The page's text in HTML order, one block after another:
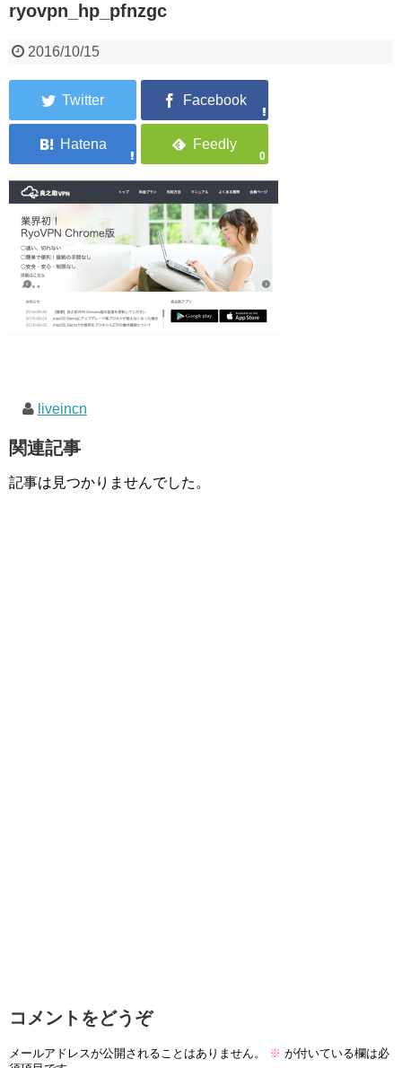
ryovpn_hp_pfnzgc
2016/10/15
0
liveincn
関連記事
記事は見つかりませんでした。
コメントをどうぞ
メールアドレスが公開されることはありません。 ※ が付いている欄は必